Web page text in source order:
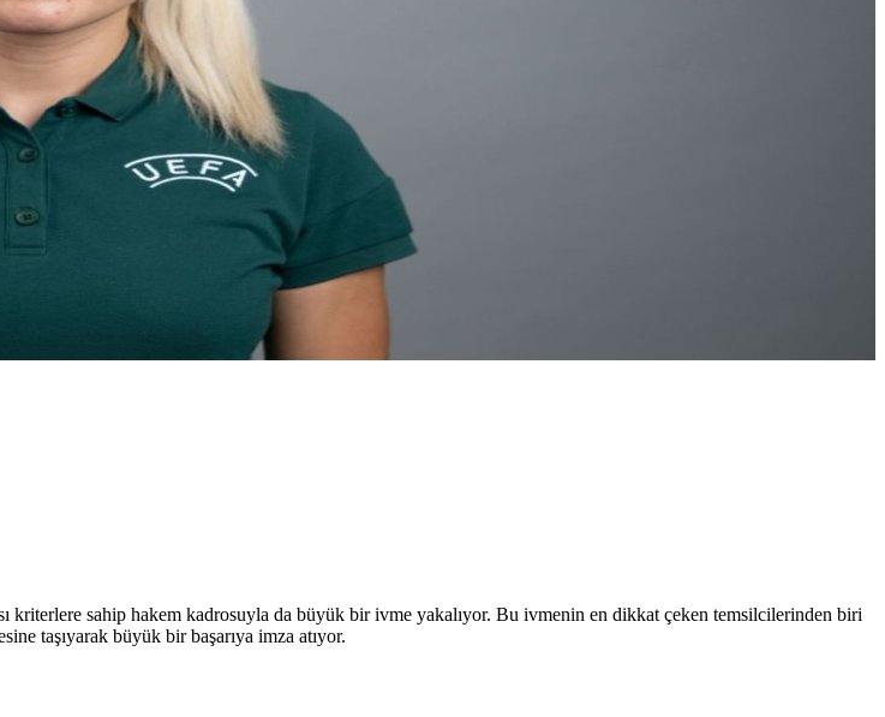
kriterlere sahip hakem kadrosuyla da büyük bir ivme yakalıyor. Bu ivmenin en dikkat çeken temsilcilerinden biri
taşıyarak büyük bir başarıya imza atıyor.